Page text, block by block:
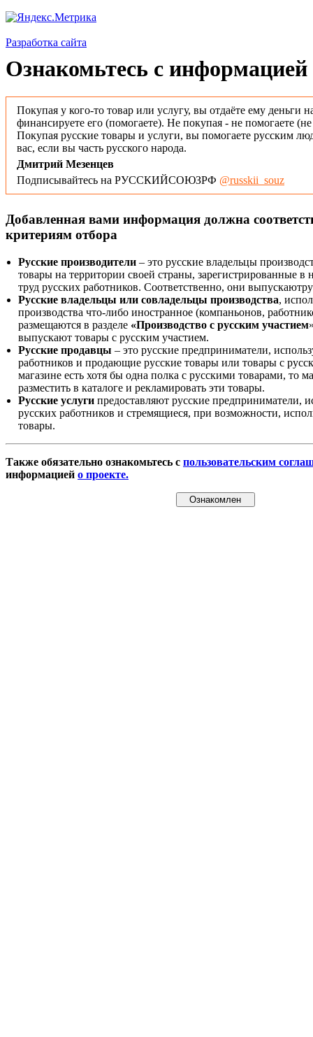
Разработка сайта
Ознакомьтесь с информацией
Покупая у кого-то товар или услугу, вы отдаёте ему деньги
финансируете его (помогаете). Не покупая - не помогаете
Покупая русские товары и услуги, вы помогаете русским
вас, если вы часть русского народа.
Дмитрий Мезенцев
Подписывайтесь на РУССКИЙСОЮЗРФ @russkii_souz
Добавленная вами информация должна
критериям отбора
Русские производители – это русские владельцы
товары на территории своей страны, зарегистрированные
труд русских работников. Соответственно, они
Русские владельцы или совладельцы производства,
производства что-либо иностранное (компаньонов,
размещаются в разделе «Производство с русским участием
выпускают товары с русским участием.
Русские продавцы – это русские предприниматели,
работников и продающие русские товары или товары с
магазине есть хотя бы одна полка с русскими товарами, то
разместить в каталоге и рекламировать эти товары.
Русские услуги предоставляют русские предприниматели,
русских работников и стремящиеся, при возможности,
товары.
Также обязательно ознакомьтесь с пользовательским
информацией о проекте.
Ознакомлен